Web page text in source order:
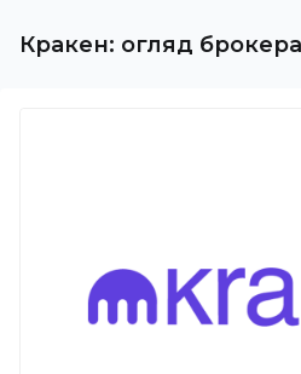
Кракен: огляд брокера